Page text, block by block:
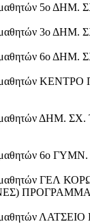
μαθητών 5ο
μαθητών 3ο
μαθητών 6ο
μαθητών
μαθητών ΔΗΜ.
μαθητών 6ο
μαθητών ΓΕΛ
ΠΡΟΓΡΑΜΜΑ
μαθητών